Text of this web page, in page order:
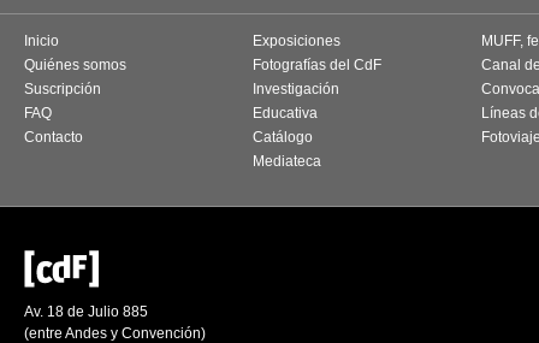
Inicio
Quiénes somos
Suscripción
FAQ
Contacto
Exposiciones
Fotografías del CdF
Investigación
Educativa
Catálogo
Mediateca
MUFF,
Canal
Líneas
Av. 18 de Julio 885
(entre Andes y Convención)